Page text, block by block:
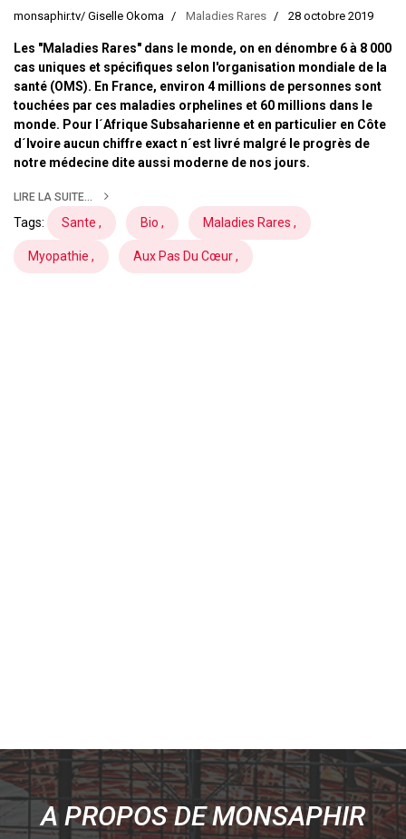
monsaphir.tv/ Giselle Okoma Maladies Rares 28 octobre 2019
Les "Maladies Rares" dans le monde, on en dénombre 6 à 8 000
cas uniques et spécifiques selon l'organisation mondiale de la
santé (OMS). En France, environ 4 millions de personnes sont
touchées par ces maladies orphelines et 60 millions dans le
monde. Pour l´Afrique Subsaharienne et en particulier en Côte
d´Ivoire aucun chiffre exact n´est livré malgré le progrès de
notre médecine dite aussi moderne de nos jours.
LIRE LA SUITE...
Tags: Sante , Bio , Maladies Rares ,
Myopathie , Aux Pas Du Cœur ,
A PROPOS DE MONSAPHIR